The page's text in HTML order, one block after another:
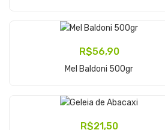
R$56,90
Mel Baldoni 500gr
R$21,50